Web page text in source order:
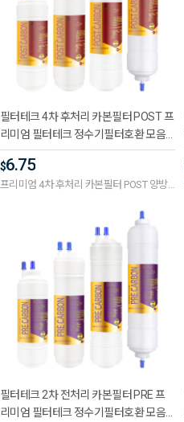
필터테크 4차 후처리 카본필터 POST 프
리미엄 필터테크 정수기필터호환 모음
전
$6.75
프리미엄 4차 후처리 카본필터 POST 양방
필터테크 2차 전처리 카본필터 PRE 프
리미엄 필터테크 정수기필터호환 모음